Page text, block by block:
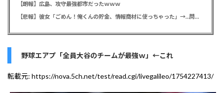
【朗報】広島、攻守最強都市だったｗｗｗ
【悲報】彼女「ごめん！俺くんの貯金、情報商材に使っちゃった」→…問い詰めたらギャン泣きされたんだが俺が悪いのか？
野球エアプ「全員大谷のチームが最強ｗ」←これ
転載元: https://nova.5ch.net/test/read.cgi/livegalileo/1754227413/